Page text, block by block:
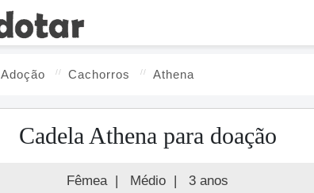
Adoção Cachorros Athena
Cadela Athena para doação
Fêmea | Médio | 3 anos